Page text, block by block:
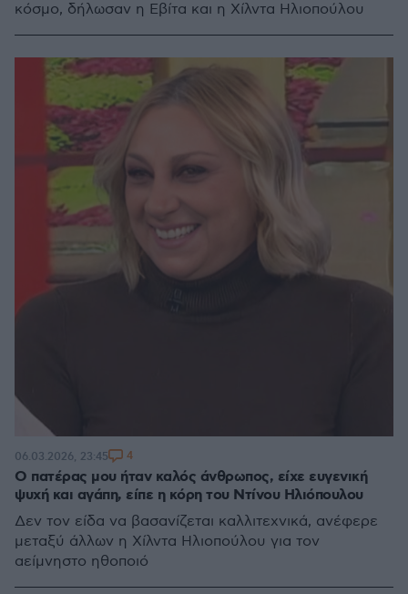
κόσμο, δήλωσαν η Εβίτα και η Χίλντα Ηλιοπούλου
Ο πατέρας μου ήταν καλός άνθρωπος, είχε ευγενική
ψυχή και αγάπη, είπε η κόρη του Ντίνου Ηλιόπουλου
Δεν τον είδα να βασανίζεται καλλιτεχνικά, ανέφερε
μεταξύ άλλων η Χίλντα Ηλιοπούλου για τον
αείμνηστο ηθοποιό
06.03.2026, 23:45 4